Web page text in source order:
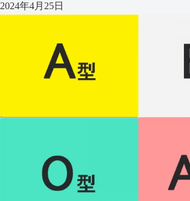
2024年4月25日